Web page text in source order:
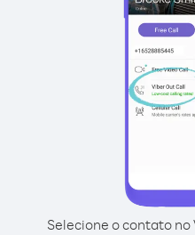
Selecione o contato